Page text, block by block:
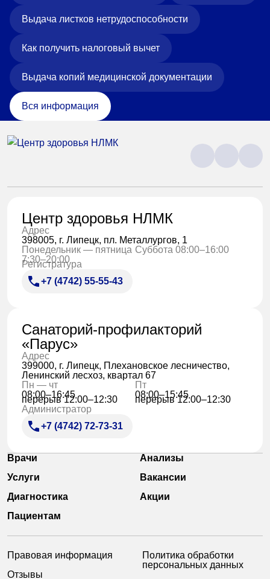
Версия для слабовидящих
Выдача листков нетрудоспособности
Как получить налоговый вычет
Выдача копий медицинской документации
Вся информация
Центр здоровья НЛМК
Адрес
398005, г. Липецк, пл. Металлургов, 1
Понедельник — пятница
7:30–20:00
Суббота 08:00–16:00
Регистратура
+7 (4742) 55-55-43
Санаторий-профилакторий
«Парус»
Адрес
399000, г. Липецк, Плехановское лесничество,
Ленинский лесхоз, квартал 67
Пн — чт
08:00–16:45
перерыв 12:00–12:30
Пт
08:00–15:45
перерыв 12:00–12:30
Администратор
+7 (4742) 72-73-31
Врачи
Анализы
Услуги
Вакансии
Диагностика
Акции
Пациентам
Правовая информация
Отзывы
Политика обработки
персональных данных